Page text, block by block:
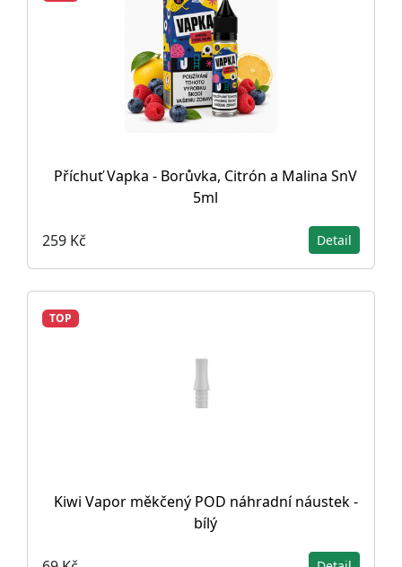
Příchuť Vapka - Borůvka, Citrón a Malina SnV
5ml
259 Kč Detail
TOP
Kiwi Vapor měkčený POD náhradní náustek -
bílý